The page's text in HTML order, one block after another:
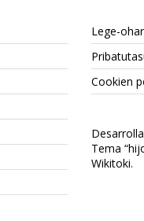
Lege-
Cookien
Tema
Wikitoki.